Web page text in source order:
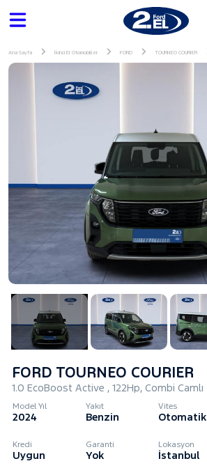
Ana Sayfa İkinci El Otomobiller FORD TOURNEO COURIER
FORD TOURNEO COURIER
1.0 EcoBoost Active , 122Hp, Combi Camlı
Model Yıl
2024
Yakıt
Benzin
Vites
Otomatik
Kredi
Uygun
Garanti
Yok
Lokasyon
İstanbul